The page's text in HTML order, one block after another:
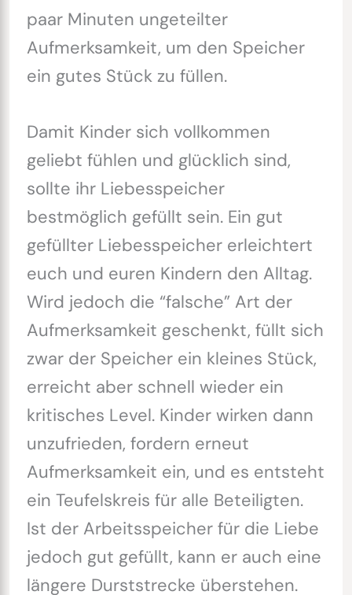
paar Minuten ungeteilter
Aufmerksamkeit, um den Speicher
ein gutes Stück zu füllen.
Damit Kinder sich vollkommen
geliebt fühlen und glücklich sind,
sollte ihr Liebesspeicher
bestmöglich gefüllt sein. Ein gut
gefüllter Liebesspeicher erleichtert
euch und euren Kindern den Alltag.
Wird jedoch die “falsche” Art der
Aufmerksamkeit geschenkt, füllt sich
zwar der Speicher ein kleines Stück,
erreicht aber schnell wieder ein
kritisches Level. Kinder wirken dann
unzufrieden, fordern erneut
Aufmerksamkeit ein, und es entsteht
ein Teufelskreis für alle Beteiligten.
Ist der Arbeitsspeicher für die Liebe
jedoch gut gefüllt, kann er auch eine
längere Durststrecke überstehen.